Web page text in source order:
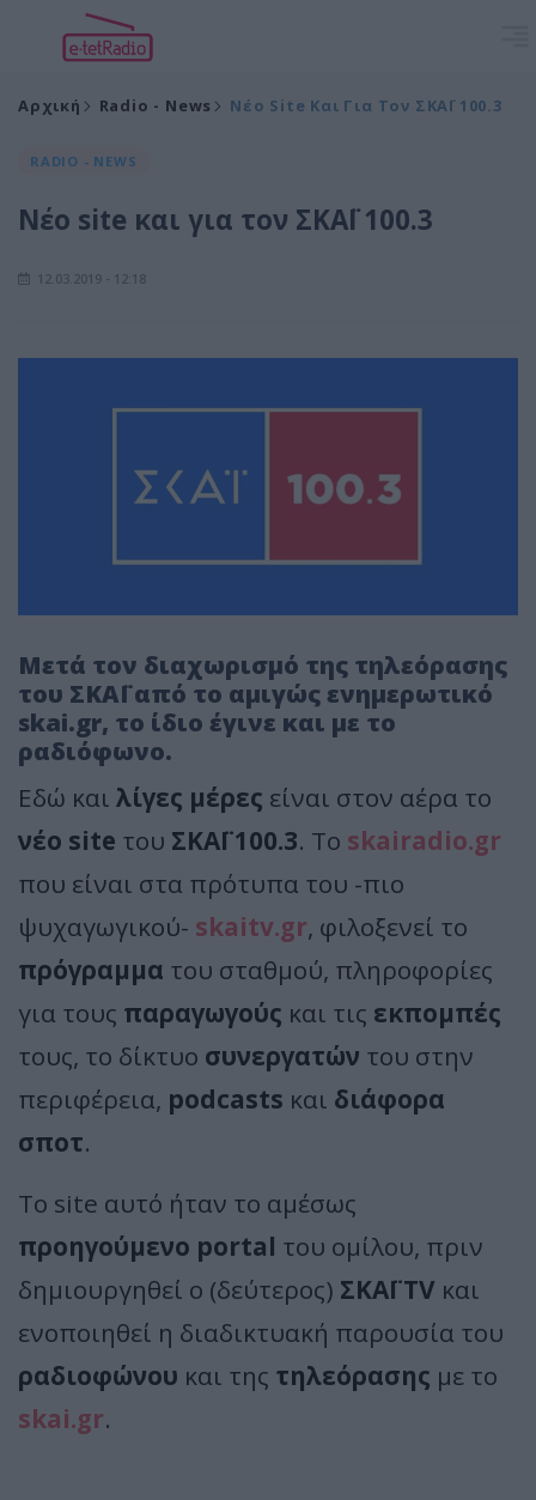
Αρχική Radio - News Νέο Site Και Για Τον ΣΚΑΪ 100.3
RADIO - NEWS
Νέο site και για τον ΣΚΑΪ 100.3
12.03.2019 - 12:18
Μετά τον διαχωρισμό της τηλεόρασης
του ΣΚΑΪ από το αμιγώς ενημερωτικό
skai.gr, το ίδιο έγινε και με το
ραδιόφωνο.
Εδώ και λίγες μέρες είναι στον αέρα το
νέο site του ΣΚΑΪ 100.3. Το skairadio.gr
που είναι στα πρότυπα του -πιο
ψυχαγωγικού- skaitv.gr, φιλοξενεί το
πρόγραμμα του σταθμού, πληροφορίες
για τους παραγωγούς και τις εκπομπές
τους, το δίκτυο συνεργατών του στην
περιφέρεια, podcasts και διάφορα
σποτ.
Το site αυτό ήταν το αμέσως
προηγούμενο portal του ομίλου, πριν
δημιουργηθεί ο (δεύτερος) ΣΚΑΪ TV και
ενοποιηθεί η διαδικτυακή παρουσία του
ραδιοφώνου και της τηλεόρασης με το
skai.gr.